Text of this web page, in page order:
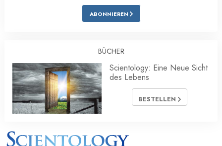
ABONNIEREN
BÜCHER
Scientology: Eine Neue Sicht
des Lebens
BESTELLEN